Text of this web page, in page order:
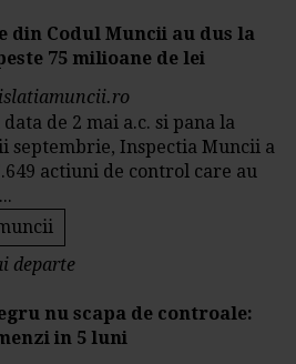
din Codul Muncii au dus la
75 milioane de lei
de 2 mai a.c. si pana la
septembrie, Inspectia Muncii a
actiuni de control care au
departe
nu scapa de controale:
in 5 luni